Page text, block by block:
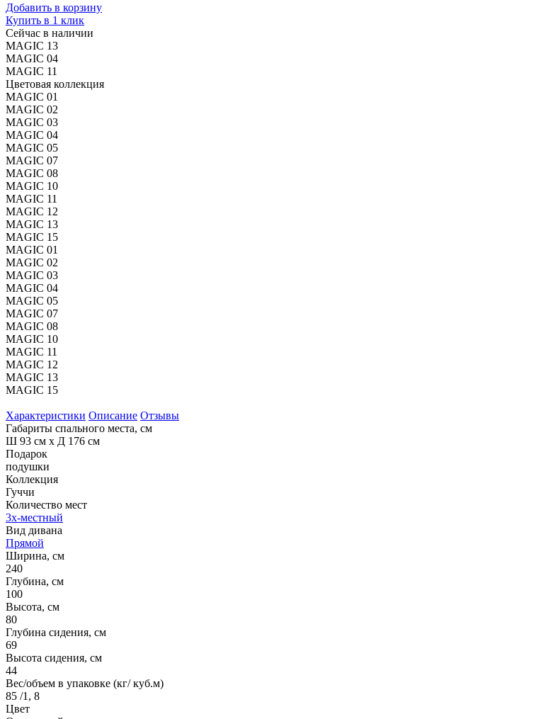
Добавить в корзину
Купить в 1 клик
Сейчас в наличии
MAGIC 13
MAGIC 04
MAGIC 11
Цветовая коллекция
MAGIC 01
MAGIC 02
MAGIC 03
MAGIC 04
MAGIC 05
MAGIC 07
MAGIC 08
MAGIC 10
MAGIC 11
MAGIC 12
MAGIC 13
MAGIC 15
MAGIC 01
MAGIC 02
MAGIC 03
MAGIC 04
MAGIC 05
MAGIC 07
MAGIC 08
MAGIC 10
MAGIC 11
MAGIC 12
MAGIC 13
MAGIC 15
Характеристики Описание Отзывы
Габариты спального места, см
Ш 93 см х Д 176 см
Подарок
подушки
Коллекция
Гуччи
Количество мест
3х-местный
Вид дивана
Прямой
Ширина, см
240
Глубина, см
100
Высота, см
80
Глубина сидения, см
69
Высота сидения, см
44
Вес/объем в упаковке (кг/ куб.м)
85 /1, 8
Цвет